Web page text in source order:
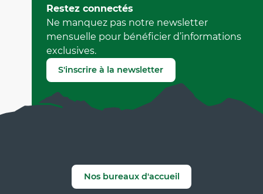
Mis à jour le 31 mars 2026 à 15:36
par Office Municipal de Tourisme de Villard-de-Lans
(Identifiant de l'offre : 5516286)
Signaler une erreur
Restez connectés
Ne manquez pas notre newsletter
mensuelle pour bénéficier d’informations
exclusives.
S'inscrire à la newsletter
Nos bureaux d'accueil